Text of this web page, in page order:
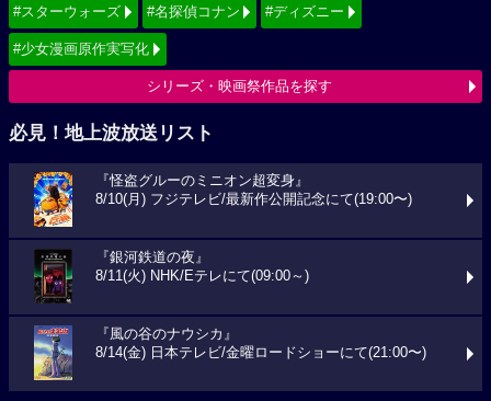
#スターウォーズ #名探偵コナン #ディズニー
#少女漫画原作実写化
シリーズ・映画祭作品を探す
必見！地上波放送リスト
『怪盗グルーのミニオン超変身』
8/10(月) フジテレビ/最新作公開記念にて(19:00〜)
『銀河鉄道の夜』
8/11(火) NHK/Eテレにて(09:00～)
『風の谷のナウシカ』
8/14(金) 日本テレビ/金曜ロードショーにて(21:00〜)